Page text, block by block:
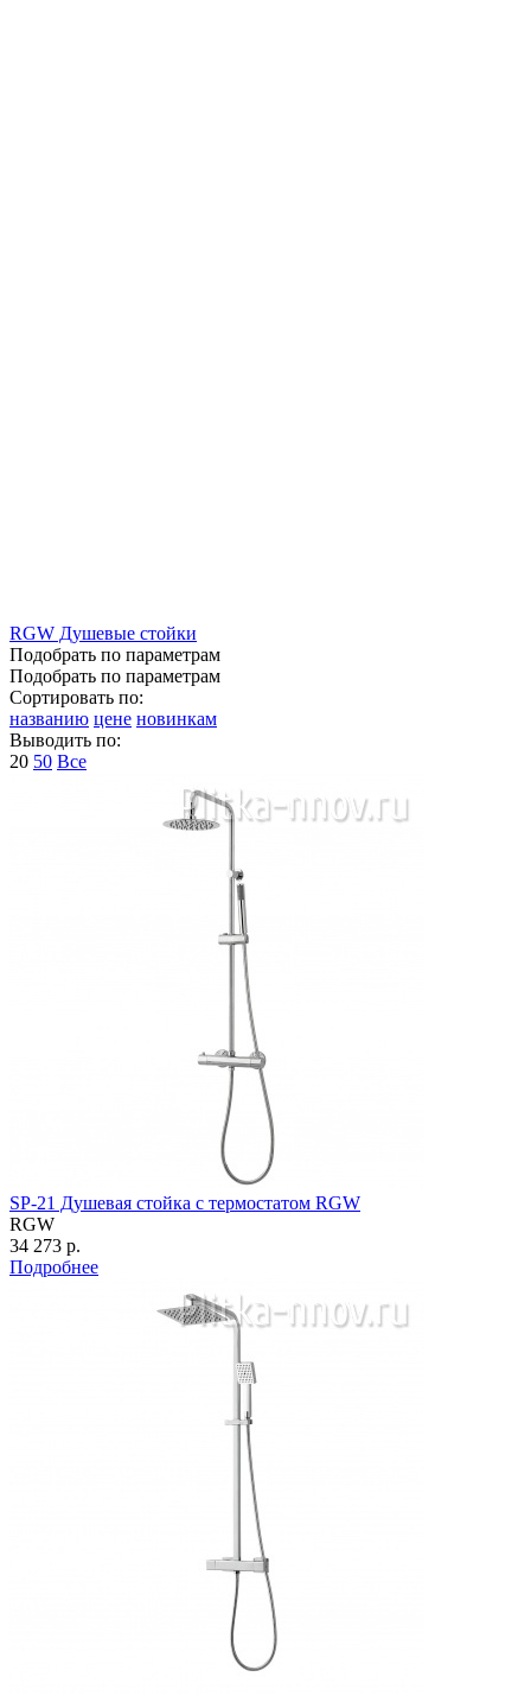
RGW Душевые стойки
Подобрать по параметрам
Подобрать по параметрам
Сортировать по:
названию цене новинкам
Выводить по:
20 50 Все
SP-21 Душевая стойка с термостатом RGW
RGW
34 273 р.
Подробнее